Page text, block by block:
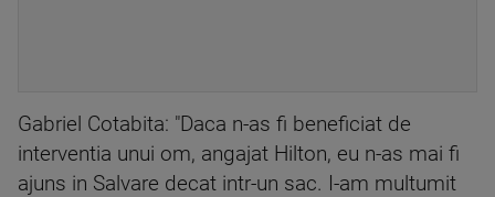
Gabriel Cotabita: "Daca n-as fi beneficiat de
interventia unui om, angajat Hilton, eu n-as mai fi
ajuns in Salvare decat intr-un sac. I-am multumit